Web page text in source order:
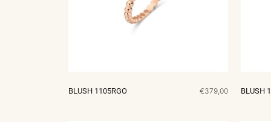
BLUSH 1105RGO €379,00 BLUSH